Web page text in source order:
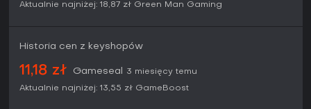
Aktualnie najniżej: 18,87 zł Green Man Gaming
Historia cen z keyshopów
11,18 zł Gameseal
3 miesięcy temu
Aktualnie najniżej: 13,55 zł GameBoost